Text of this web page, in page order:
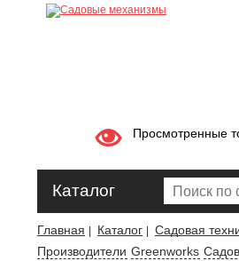
Просмотренные
Каталог
Главная Каталог Садовая
Производители Greenworks